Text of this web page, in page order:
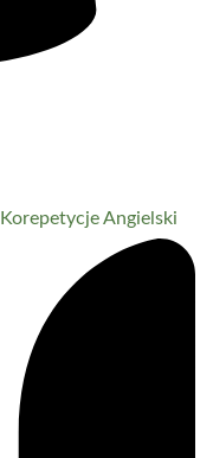
Korepetycje Angielski